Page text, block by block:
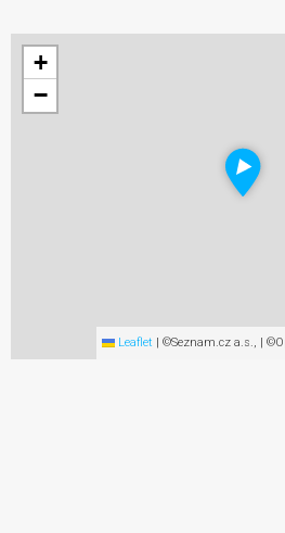
+
−
Leaflet | ©Seznam.cz a.s., |